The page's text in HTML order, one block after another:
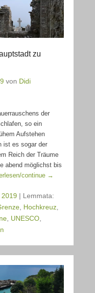
zu
von Didi
der
so ein
Aufstehen
ist es sogar der
Reich der Träume
abend möglichst bis
continue →
| Lemmata:
Hochkreuz
UNESCO